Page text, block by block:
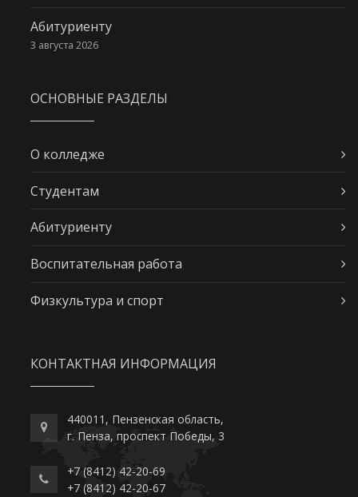
Абитуриенту
3 августа 2026
ОСНОВНЫЕ РАЗДЕЛЫ
О колледже
Студентам
Абитуриенту
Воспитательная работа
Физкультура и спорт
КОНТАКТНАЯ ИНФОРМАЦИЯ
440011, Пензенская область,
г. Пенза, проспект Победы, 3
+7 (8412) 42-20-69
+7 (8412) 42-20-67